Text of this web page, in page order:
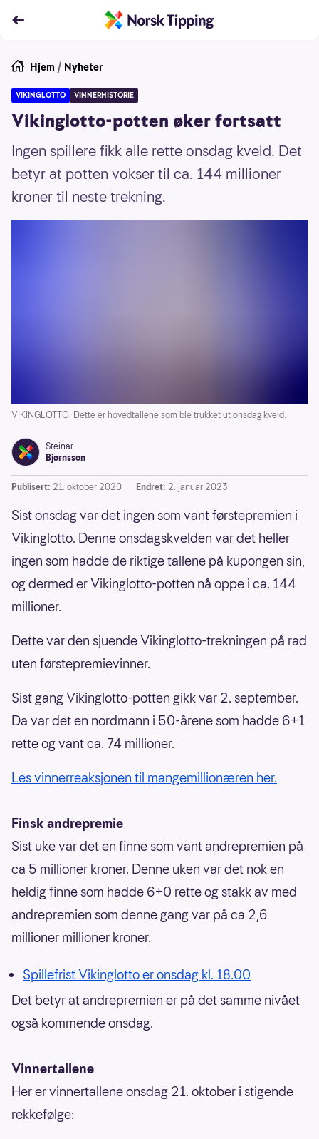
Hjem / Nyheter
VIKINGLOTTO VINNERHISTORIE
Vikinglotto-potten øker fortsatt
Ingen spillere fikk alle rette onsdag kveld. Det
betyr at potten vokser til ca. 144 millioner
kroner til neste trekning.
VIKINGLOTTO: Dette er hovedtallene som ble trukket ut onsdag kveld.
Steinar
Bjørnsson
Publisert: 21. oktober 2020 Endret: 2. januar 2023
Sist onsdag var det ingen som vant førstepremien i
Vikinglotto. Denne onsdagskvelden var det heller
ingen som hadde de riktige tallene på kupongen sin,
og dermed er Vikinglotto-potten nå oppe i ca. 144
millioner.
Dette var den sjuende Vikinglotto-trekningen på rad
uten førstepremievinner.
Sist gang Vikinglotto-potten gikk var 2. september.
Da var det en nordmann i 50-årene som hadde 6+1
rette og vant ca. 74 millioner.
Les vinnerreaksjonen til mangemillionæren her.
Finsk andrepremie
Sist uke var det en finne som vant andrepremien på
ca 5 millioner kroner. Denne uken var det nok en
heldig finne som hadde 6+0 rette og stakk av med
andrepremien som denne gang var på ca 2,6
millioner millioner kroner.
Spillefrist Vikinglotto er onsdag kl. 18.00
Det betyr at andrepremien er på det samme nivået
også kommende onsdag.
Vinnertallene
Her er vinnertallene onsdag 21. oktober i stigende
rekkefølge: